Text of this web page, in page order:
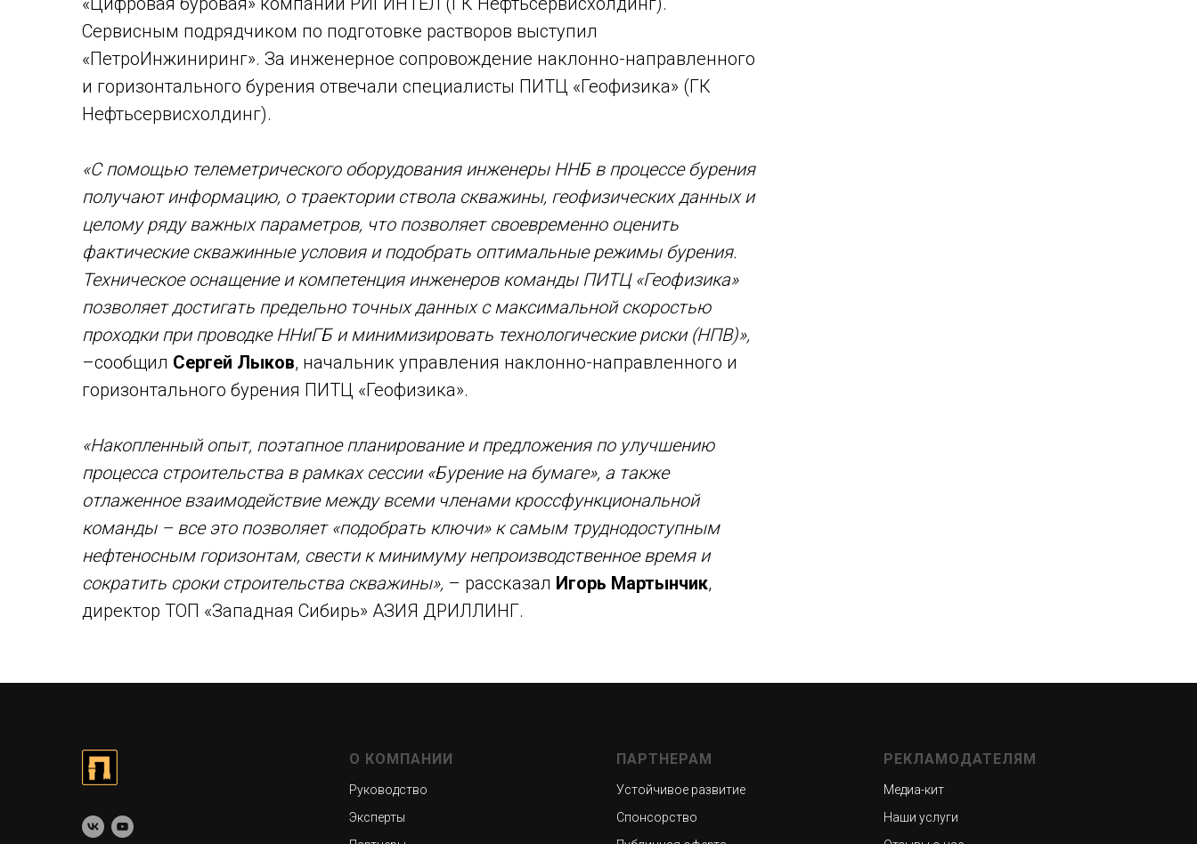
Сервисным подрядчиком по подготовке растворов выступил
«ПетроИнжиниринг». За инженерное сопровождение наклонно-направленного
и горизонтального бурения отвечали специалисты ПИТЦ «Геофизика» (ГК
Нефтьсервисхолдинг).
«С помощью телеметрического оборудования инженеры ННБ в процессе бурения
получают информацию, о траектории ствола скважины, геофизических данных и
целому ряду важных параметров, что позволяет своевременно оценить
фактические скважинные условия и подобрать оптимальные режимы бурения.
Техническое оснащение и компетенция инженеров команды ПИТЦ «Геофизика»
позволяет достигать предельно точных данных с максимальной скоростью
проходки при проводке ННиГБ и минимизировать технологические риски (НПВ)»,
–сообщил Сергей Лыков, начальник управления наклонно-направленного и
горизонтального бурения ПИТЦ «Геофизика».
«Накопленный опыт, поэтапное планирование и предложения по улучшению
процесса строительства в рамках сессии «Бурение на бумаге», а также
отлаженное взаимодействие между всеми членами кроссфункциональной
команды – все это позволяет «подобрать ключи» к самым труднодоступным
нефтеносным горизонтам, свести к минимуму непроизводственное время и
сократить сроки строительства скважины», – рассказал Игорь Мартынчик,
директор ТОП «Западная Сибирь» АЗИЯ ДРИЛЛИНГ.
О КОМПАНИИ
Руководство
Эксперты
ПАРТНЕРАМ
Устойчивое развитие
Спонсорство
РЕКЛАМОДАТЕЛЯМ
Медиа-кит
Наши услуги